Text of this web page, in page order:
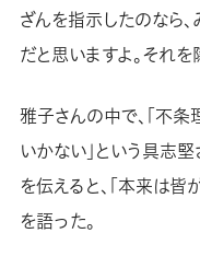
ざんを指示したのなら
だと思いますよ。それ
雅子さんの中で、「不
いかない」という具志
を伝えると、「本来は
を語った。